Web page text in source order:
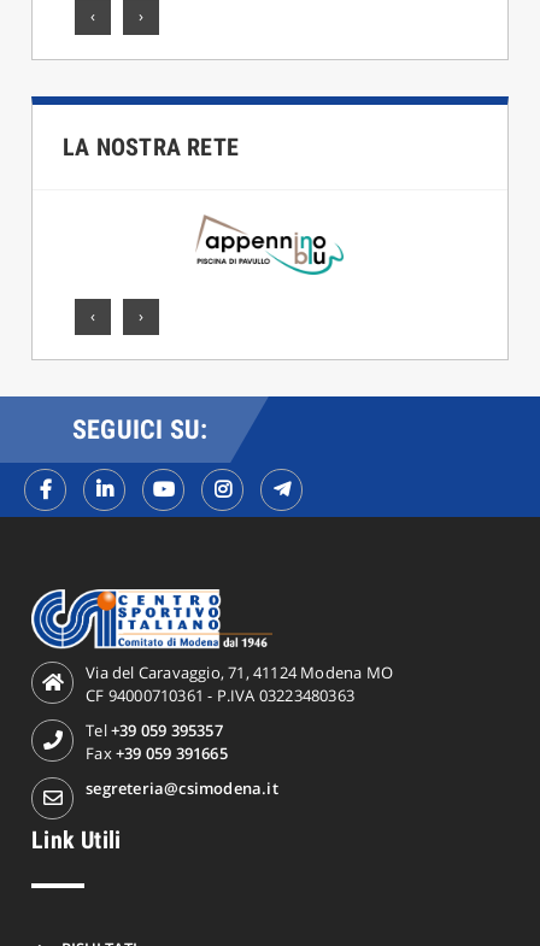
‹ ›
LA NOSTRA RETE
‹ ›
SEGUICI SU:
Via del Caravaggio, 71, 41124 Modena MO
CF 94000710361 - P.IVA 03223480363
Tel+39 059 395357
Fax+39 059 391665
segreteria@csimodena.it
Link Utili